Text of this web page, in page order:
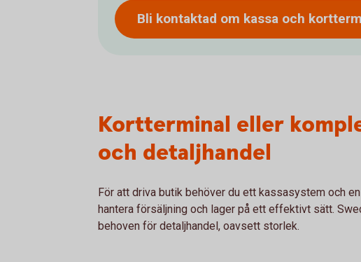
Bli kontaktad om kassa och
Kortterminal eller
och detaljhandel
För att driva butik behöver du ett kassasystem och
hantera försäljning och lager på ett effektivt sätt.
behoven för detaljhandel, oavsett storlek.